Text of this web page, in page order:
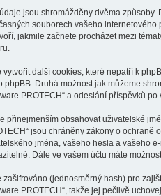
jsou shromážděny dvěma způsoby.
souborech vašeho
jakmile začnete procházet mezi
vytvořit další cookies, které nepatří k
phpBB. Druhá možnost jak můžeme
PROTECH“ a odeslání příspěvků po
přinejmenším obsahovat uživatelské
jsou chráněny zákony o ochraně
jména, vašeho hesla a vašeho
Dále ve vašem účtu máte
zašifrováno (jednosměrný hash) pro
PROTECH“, takže jej pečlivě